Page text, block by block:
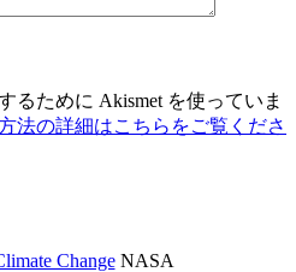
るために Akismet を使っていま
法の詳細はこちらをご覧くださ
ChangeNASA